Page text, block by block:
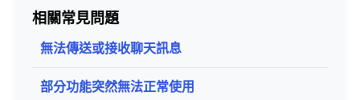
相關常見問題
無法傳送或接收聊天訊息
部分功能突然無法正常使用